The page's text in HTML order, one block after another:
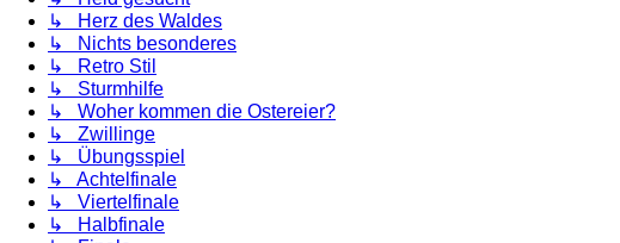
↳ Herz des Waldes
↳ Nichts besonderes
↳ Retro Stil
↳ Sturmhilfe
↳ Woher kommen die Ostereier?
↳ Zwillinge
↳ Übungsspiel
↳ Achtelfinale
↳ Viertelfinale
↳ Halbfinale